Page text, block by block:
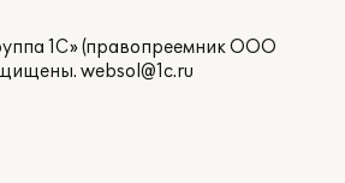
1С» (правопреемник ООО
websol@1c.ru